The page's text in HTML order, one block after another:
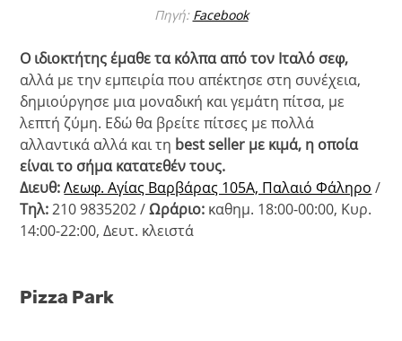
Πηγή: Facebook
Ο ιδιοκτήτης έμαθε τα κόλπα από τον Ιταλό σεφ,
αλλά με την εμπειρία που απέκτησε στη συνέχεια,
δημιούργησε μια μοναδική και γεμάτη πίτσα, με
λεπτή ζύμη. Εδώ θα βρείτε πίτσες με πολλά
αλλαντικά αλλά και τη best seller με κιμά, η οποία
είναι το σήμα κατατεθέν τους.
Διευθ:Λεωφ. Αγίας Βαρβάρας 105Α, Παλαιό Φάληρο /
Τηλ:210 9835202 /Ωράριο: καθημ. 18:00-00:00, Κυρ.
14:00-22:00, Δευτ. κλειστά
Pizza Park